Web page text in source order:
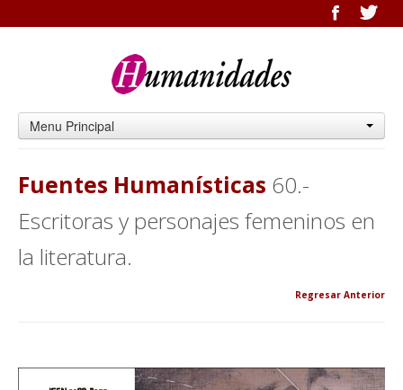
Menu Principal
Fuentes Humanísticas 60.-
Escritoras y personajes femeninos en
la literatura.
Regresar Anterior